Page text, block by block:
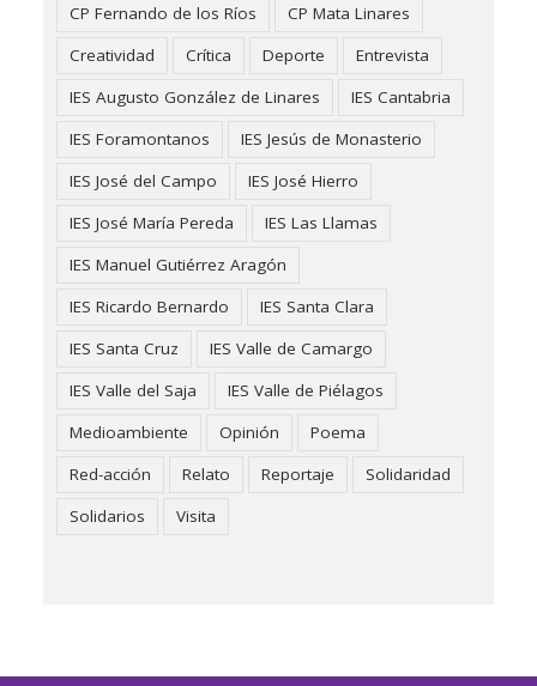
CP Fernando de los Ríos
CP Mata Linares
Creatividad
Crítica Deporte
Entrevista
IES Augusto González de Linares
IES Cantabria
IES Foramontanos
IES Jesús de Monasterio
IES José del Campo
IES José Hierro
IES José María Pereda
IES Las Llamas
IES Manuel Gutiérrez Aragón
IES Ricardo Bernardo
IES Santa Clara
IES Santa Cruz
IES Valle de Camargo
IES Valle del Saja
IES Valle de Piélagos
Medioambiente
Opinión
Poema
Red-acción
Relato Reportaje
Solidaridad
Solidarios
Visita